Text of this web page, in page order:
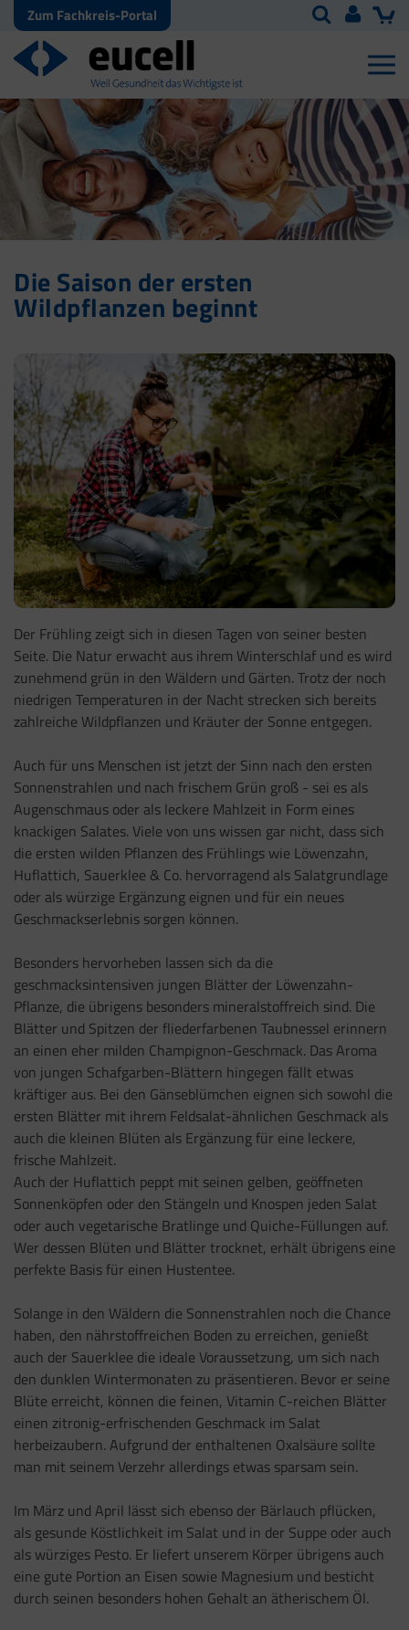
Zum Fachkreis-Portal
Die Saison der ersten
Wildpflanzen beginnt
Der Frühling zeigt sich in diesen Tagen von seiner besten
Seite. Die Natur erwacht aus ihrem Winterschlaf und es wird
zunehmend grün in den Wäldern und Gärten. Trotz der noch
niedrigen Temperaturen in der Nacht strecken sich bereits
zahlreiche Wildpflanzen und Kräuter der Sonne entgegen.
Auch für uns Menschen ist jetzt der Sinn nach den ersten
Sonnenstrahlen und nach frischem Grün groß - sei es als
Augenschmaus oder als leckere Mahlzeit in Form eines
knackigen Salates. Viele von uns wissen gar nicht, dass sich
die ersten wilden Pflanzen des Frühlings wie Löwenzahn,
Huflattich, Sauerklee & Co. hervorragend als Salatgrundlage
oder als würzige Ergänzung eignen und für ein neues
Geschmackserlebnis sorgen können.
Besonders hervorheben lassen sich da die
geschmacksintensiven jungen Blätter der Löwenzahn-
Pflanze, die übrigens besonders mineralstoffreich sind. Die
Blätter und Spitzen der fliederfarbenen Taubnessel erinnern
an einen eher milden Champignon-Geschmack. Das Aroma
von jungen Schafgarben-Blättern hingegen fällt etwas
kräftiger aus. Bei den Gänseblümchen eignen sich sowohl die
ersten Blätter mit ihrem Feldsalat-ähnlichen Geschmack als
auch die kleinen Blüten als Ergänzung für eine leckere,
frische Mahlzeit.
Auch der Huflattich peppt mit seinen gelben, geöffneten
Sonnenköpfen oder den Stängeln und Knospen jeden Salat
oder auch vegetarische Bratlinge und Quiche-Füllungen auf.
Wer dessen Blüten und Blätter trocknet, erhält übrigens eine
perfekte Basis für einen Hustentee.
Solange in den Wäldern die Sonnenstrahlen noch die Chance
haben, den nährstoffreichen Boden zu erreichen, genießt
auch der Sauerklee die ideale Voraussetzung, um sich nach
den dunklen Wintermonaten zu präsentieren. Bevor er seine
Blüte erreicht, können die feinen, Vitamin C-reichen Blätter
einen zitronig-erfrischenden Geschmack im Salat
herbeizaubern. Aufgrund der enthaltenen Oxalsäure sollte
man mit seinem Verzehr allerdings etwas sparsam sein.
Im März und April lässt sich ebenso der Bärlauch pflücken,
als gesunde Köstlichkeit im Salat und in der Suppe oder auch
als würziges Pesto. Er liefert unserem Körper übrigens auch
eine gute Portion an Eisen sowie Magnesium und besticht
durch seinen besonders hohen Gehalt an ätherischem Öl.